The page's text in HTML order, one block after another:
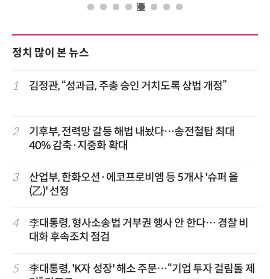
정치 많이 본 뉴스
1 김정관, “성과급, 주총 승인 거치도록 상법 개정”
2
기후부, 전력망 갈등 해법 내놨다…송전철탑 최대
40% 감축·지중화 확대
3
산업부, 한화오션·에코프로비엠 등 5개사 '슈퍼 을
(乙)' 선정
4
李대통령, 형사소송법 거부권 행사 안 한다… 경찰 비
대화 후속조치 점검
5
李대통령, 'K자 성장' 해소 주문…“기업 투자 걸림돌 제